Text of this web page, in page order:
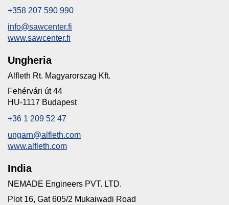
+358 207 590 990
info@sawcenter.fi
www.sawcenter.fi
Ungheria
Alfleth Rt. Magyarorszag Kft.
Fehérvári út 44
HU-1117 Budapest
+36 1 209 52 47
ungarn@alfleth.com
www.alfleth.com
India
NEMADE Engineers PVT. LTD.
Plot 16, Gat 605/2 Mukaiwadi Road